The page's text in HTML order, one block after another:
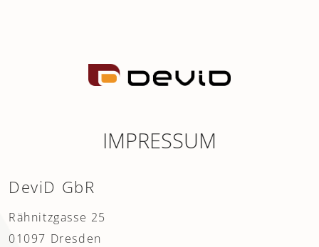
IMPRESSUM
DeviD GbR
Rähnitzgasse 25
01097 Dresden